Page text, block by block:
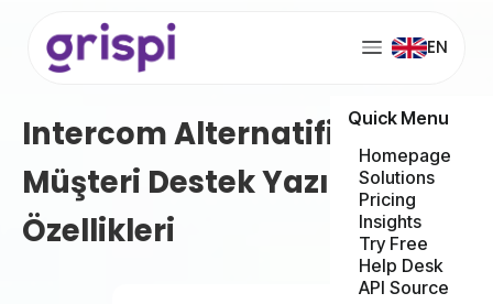
EN
Quick Menu
Homepage
Solutions
Pricing
Insights
Try Free
Help Desk
API Source
Intercom Alternatifi 10
Müşteri Destek Yazılımı ve
Özellikleri